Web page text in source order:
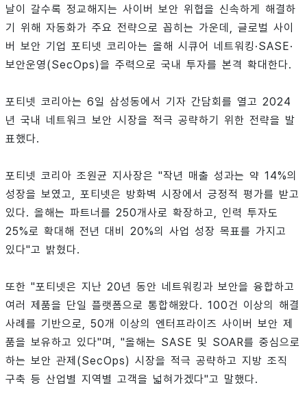
날이 갈수록 정교해지는 사이버 보안 위협을 신속하게 해결하
기 위해 자동화가 주요 전략으로 꼽히는 가운데, 글로벌 사이
버 보안 기업 포티넷 코리아는 올해 시큐어 네트워킹·SASE·
보안운영(SecOps)을 주력으로 국내 투자를 본격 확대한다.
포티넷 코리아는 6일 삼성동에서 기자 간담회를 열고 2024
년 국내 네트워크 보안 시장을 적극 공략하기 위한 전략을 발
표했다.
포티넷 코리아 조원균 지사장은 "작년 매출 성과는 약 14%의
성장을 보였고, 포티넷은 방화벽 시장에서 긍정적 평가를 받고
있다. 올해는 파트너를 250개사로 확장하고, 인력 투자도
25%로 확대해 전년 대비 20%의 사업 성장 목표를 가지고
있다"고 밝혔다.
또한 "포티넷은 지난 20년 동안 네트워킹과 보안을 융합하고
여러 제품을 단일 플랫폼으로 통합해왔다. 100건 이상의 해결
사례를 기반으로, 50개 이상의 엔터프라이즈 사이버 보안 제
품을 보유하고 있다"며, "올해는 SASE 및 SOAR를 중심으로
하는 보안 관제(SecOps) 시장을 적극 공략하고 지방 조직
구축 등 산업별 지역별 고객을 넓혀가겠다"고 말했다.